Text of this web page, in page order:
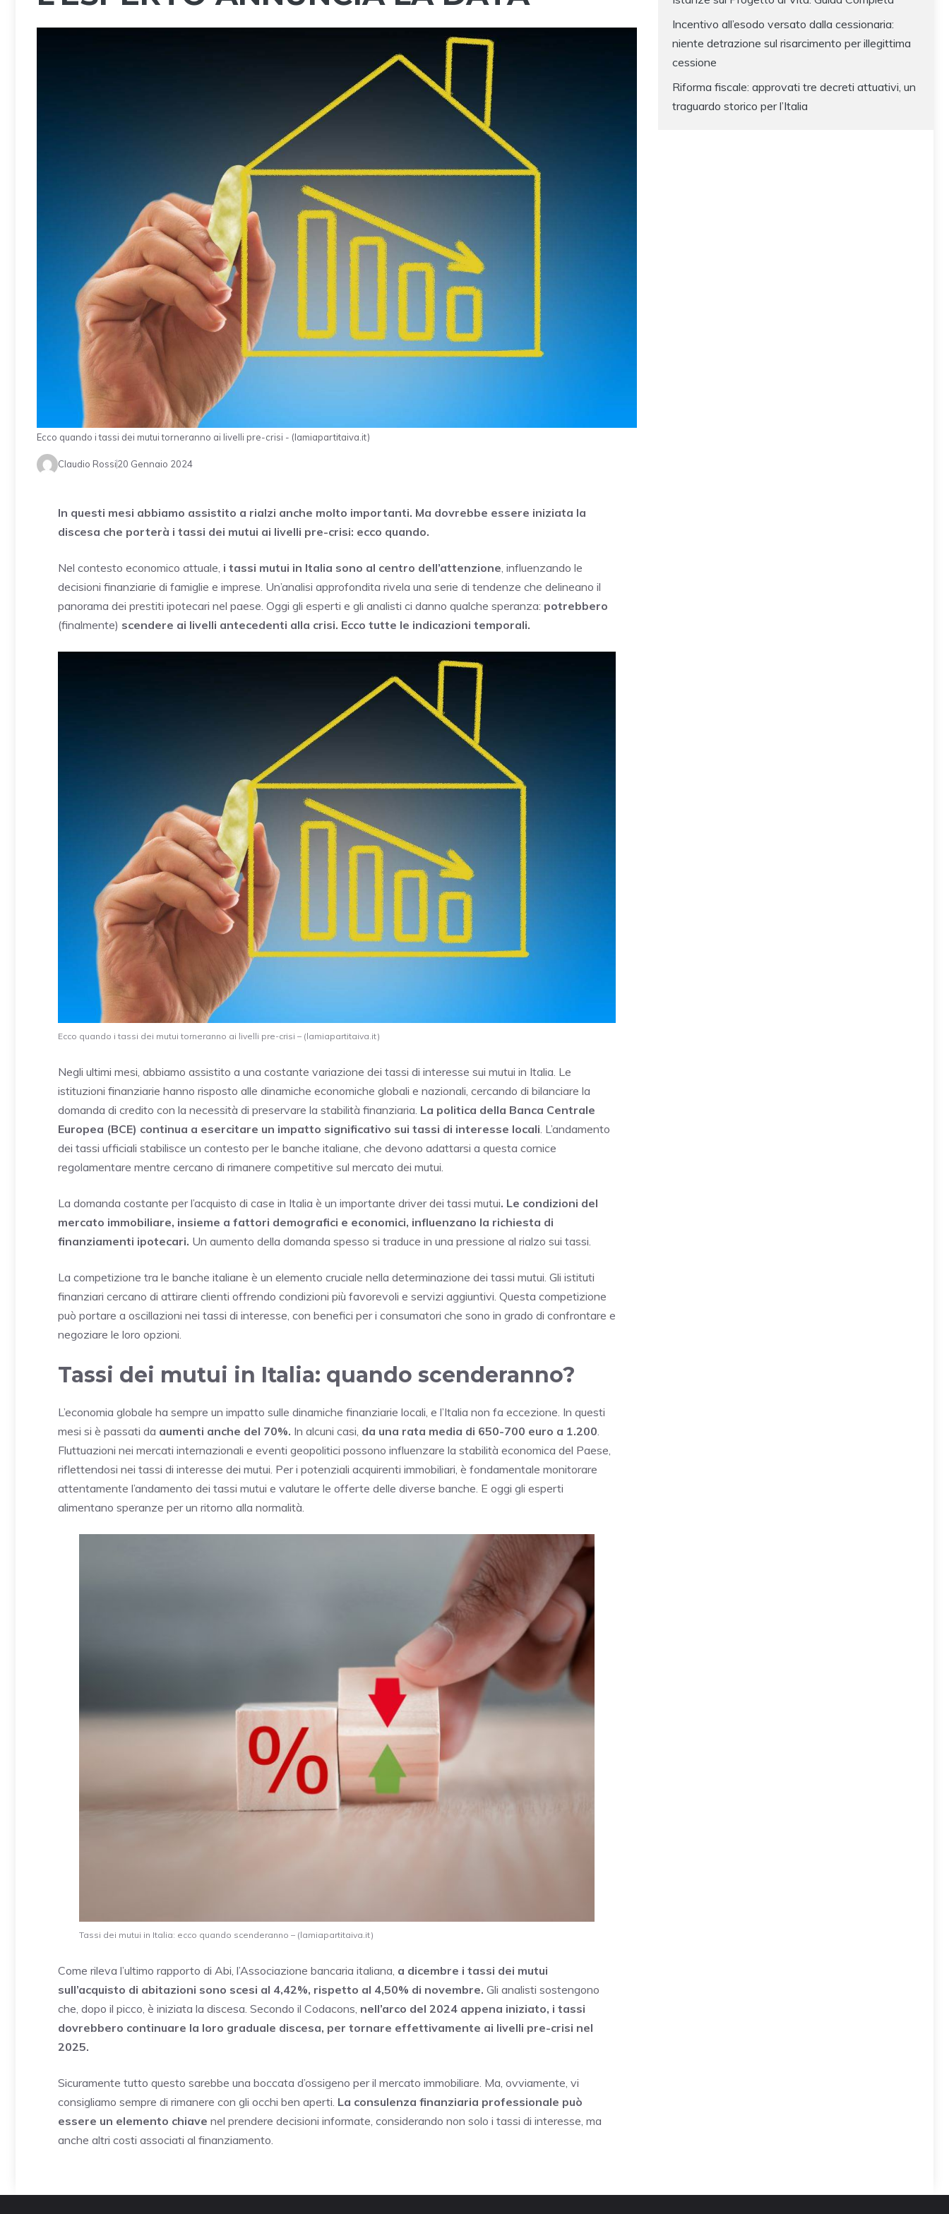
Ecco quando i tassi dei mutui torneranno ai livelli pre-crisi - (lamiapartitaiva.it)
Claudio Rossi20 Gennaio 2024
In questi mesi abbiamo assistito a rialzi anche molto importanti. Ma dovrebbe essere iniziata la
discesa che porterà i tassi dei mutui ai livelli pre-crisi: ecco quando.
Nel contesto economico attuale, i tassi mutui in Italia sono al centro dell’attenzione , influenzando le
decisioni finanziarie di famiglie e imprese. Un’analisi approfondita rivela una serie di tendenze che delineano il
panorama dei prestiti ipotecari nel paese. Oggi gli esperti e gli analisti ci danno qualche speranza: potrebbero
(finalmente) scendere ai livelli antecedenti alla crisi. Ecco tutte le indicazioni temporali.
Ecco quando i tassi dei mutui torneranno ai livelli pre-crisi – (lamiapartitaiva.it)
Negli ultimi mesi, abbiamo assistito a una costante variazione dei tassi di interesse sui mutui in Italia. Le
istituzioni finanziarie hanno risposto alle dinamiche economiche globali e nazionali, cercando di bilanciare la
domanda di credito con la necessità di preservare la stabilità finanziaria. La politica della Banca Centrale
Europea (BCE) continua a esercitare un impatto significativo sui tassi di interesse locali. L’andamento
dei tassi ufficiali stabilisce un contesto per le banche italiane, che devono adattarsi a questa cornice
regolamentare mentre cercano di rimanere competitive sul mercato dei mutui.
La domanda costante per l’acquisto di case in Italia è un importante driver dei tassi mutui. Le condizioni del
mercato immobiliare, insieme a fattori demografici e economici, influenzano la richiesta di
finanziamenti ipotecari. Un aumento della domanda spesso si traduce in una pressione al rialzo sui tassi.
La competizione tra le banche italiane è un elemento cruciale nella determinazione dei tassi mutui. Gli istituti
finanziari cercano di attirare clienti offrendo condizioni più favorevoli e servizi aggiuntivi. Questa competizione
può portare a oscillazioni nei tassi di interesse, con benefici per i consumatori che sono in grado di confrontare e
negoziare le loro opzioni.
Tassi dei mutui in Italia: quando scenderanno?
L’economia globale ha sempre un impatto sulle dinamiche finanziarie locali, e l’Italia non fa eccezione. In questi
mesi si è passati da aumenti anche del 70%. In alcuni casi, da una rata media di 650-700 euro a 1.200.
Fluttuazioni nei mercati internazionali e eventi geopolitici possono influenzare la stabilità economica del Paese,
riflettendosi nei tassi di interesse dei mutui. Per i potenziali acquirenti immobiliari, è fondamentale monitorare
attentamente l’andamento dei tassi mutui e valutare le offerte delle diverse banche. E oggi gli esperti
alimentano speranze per un ritorno alla normalità.
Tassi dei mutui in Italia: ecco quando scenderanno – (lamiapartitaiva.it)
Come rileva l’ultimo rapporto di Abi, l’Associazione bancaria italiana, a dicembre i tassi dei mutui
sull’acquisto di abitazioni sono scesi al 4,42%, rispetto al 4,50% di novembre. Gli analisti sostengono
che, dopo il picco, è iniziata la discesa. Secondo il Codacons, nell’arco del 2024 appena iniziato, i tassi
dovrebbero continuare la loro graduale discesa, per tornare effettivamente ai livelli pre-crisi nel
2025.
Sicuramente tutto questo sarebbe una boccata d’ossigeno per il mercato immobiliare. Ma, ovviamente, vi
consigliamo sempre di rimanere con gli occhi ben aperti. La consulenza finanziaria professionale può
essere un elemento chiave nel prendere decisioni informate, considerando non solo i tassi di interesse, ma
anche altri costi associati al finanziamento.
Incentivo all’esodo versato dalla cessionaria:
niente detrazione sul risarcimento per illegittima
cessione
Riforma fiscale: approvati tre decreti attuativi, un
traguardo storico per l’Italia